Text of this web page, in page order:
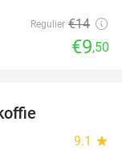
Regulier €14
€9,50
9.1 star